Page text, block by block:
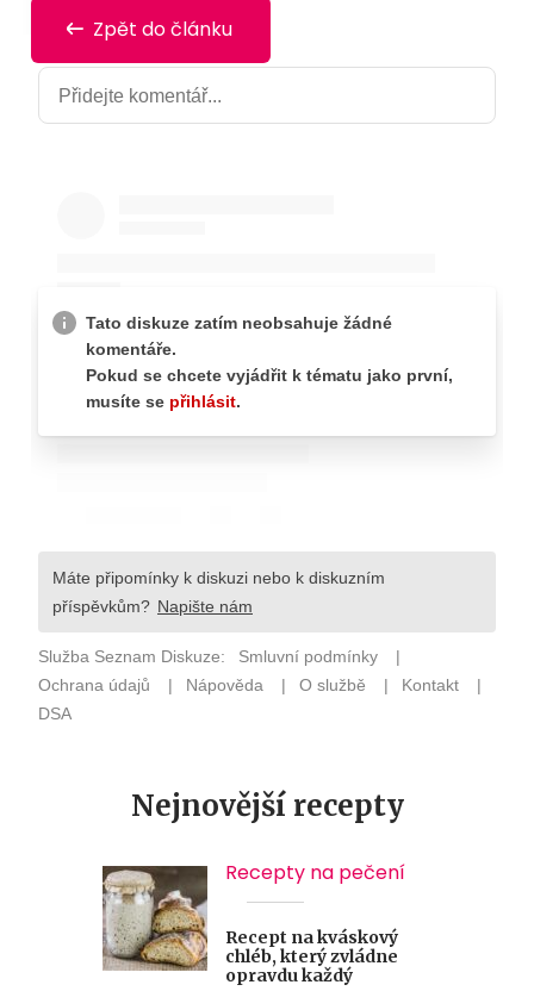
Zpět do článku
Nejnovější recepty
Recepty na pečení
Recept na kváskový
chléb, který zvládne
opravdu každý